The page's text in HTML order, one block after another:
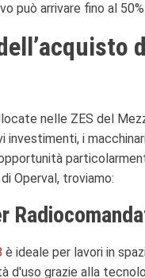
può arrivare fino al 50%.
nelle ZES del
investimenti, i
Operval, troviamo:
è ideale per lavori in
d'uso grazie alla